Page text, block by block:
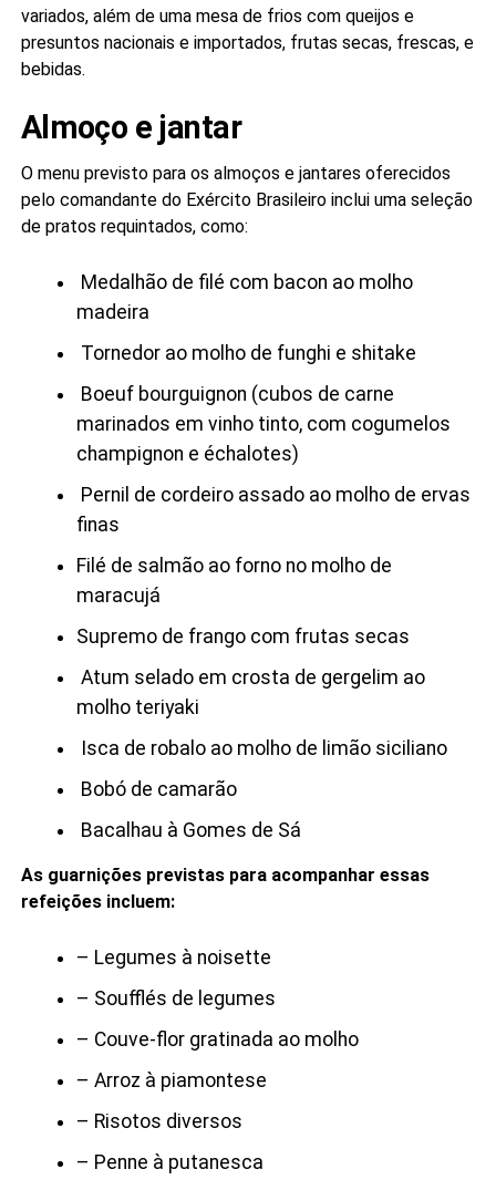
variados, além de uma mesa de frios com queijos e
presuntos nacionais e importados, frutas secas, frescas, e
bebidas.
Almoço e jantar
O menu previsto para os almoços e jantares oferecidos
pelo comandante do Exército Brasileiro inclui uma seleção
de pratos requintados, como:
Medalhão de filé com bacon ao molho
madeira
Tornedor ao molho de funghi e shitake
Boeuf bourguignon (cubos de carne
marinados em vinho tinto, com cogumelos
champignon e échalotes)
Pernil de cordeiro assado ao molho de ervas
finas
Filé de salmão ao forno no molho de
maracujá
Supremo de frango com frutas secas
Atum selado em crosta de gergelim ao
molho teriyaki
Isca de robalo ao molho de limão siciliano
Bobó de camarão
Bacalhau à Gomes de Sá
As guarnições previstas para acompanhar essas
refeições incluem:
– Legumes à noisette
– Soufflés de legumes
– Couve-flor gratinada ao molho
– Arroz à piamontese
– Risotos diversos
– Penne à putanesca